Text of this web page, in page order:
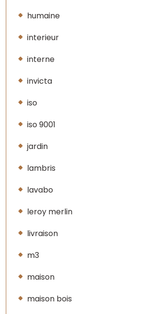
humaine
interieur
interne
invicta
iso
iso 9001
jardin
lambris
lavabo
leroy merlin
livraison
m3
maison
maison bois